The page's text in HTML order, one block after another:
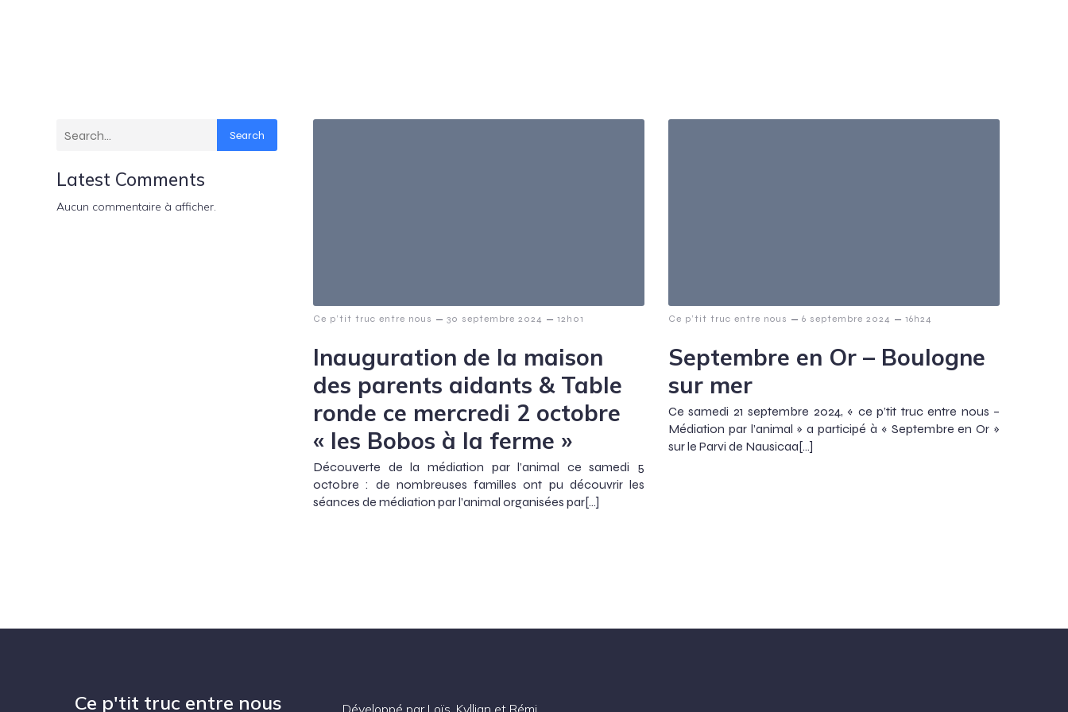
Search
Latest Comments
Aucun commentaire à afficher.
Ce p’tit truc entre nous – 30 septembre 2024 – 12h01
Inauguration de la maison
des parents aidants & Table
ronde ce mercredi 2 octobre
« les Bobos à la ferme »
Découverte de la médiation par l’animal ce samedi 5
octobre : de nombreuses familles ont pu découvrir les
séances de médiation par l’animal organisées par[…]
Ce p’tit truc entre nous – 6 septembre 2024 – 16h24
Septembre en Or – Boulogne
sur mer
Ce samedi 21 septembre 2024, « ce p’tit truc entre nous –
Médiation par l’animal » a participé à « Septembre en Or »
sur le Parvi de Nausicaa[…]
Ce p'tit truc entre nous Développé par Loïs, Kyllian et Rémi.